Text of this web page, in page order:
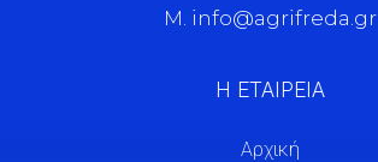
M. info@agrifreda.gr
Η ΕΤΑΙΡΕΙΑ
Αρχική